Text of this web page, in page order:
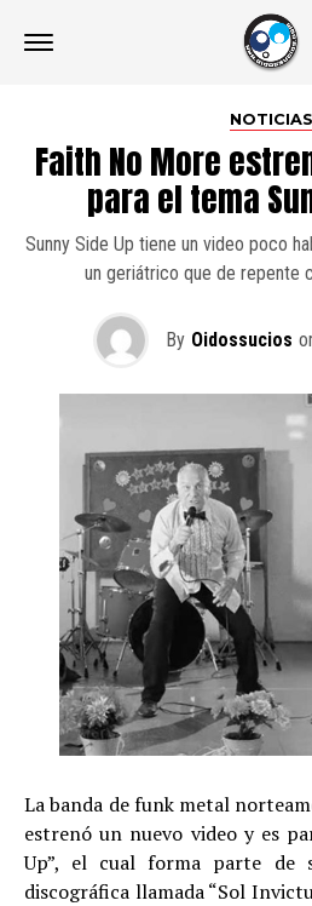
NOTICIAS
Faith No More
para el tema
Sunny Side Up tiene un video poco
un geriátrico que de repente
By Oidossucios
La banda de funk metal
estrenó un nuevo video y es
Up”, el cual forma parte de
discográfica llamada “Sol